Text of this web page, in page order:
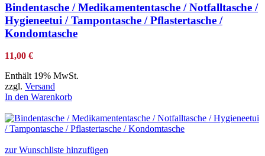
Bindentasche / Medikamententasche / Notfalltasche /
Hygieneetui / Tampontasche / Pflastertasche /
Kondomtasche
11,00 €
Enthält 19% MwSt.
zzgl. Versand
In den Warenkorb
zur Wunschliste hinzufügen